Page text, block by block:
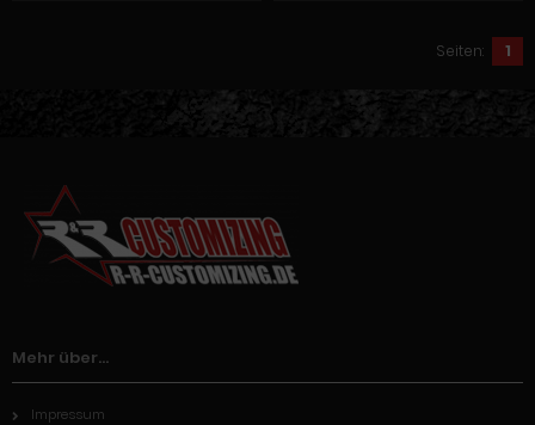
Seiten: 1
Mehr über...
Impressum